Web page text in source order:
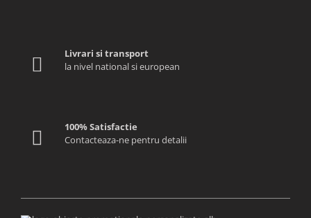
Livrari si transport
la nivel national si european
100% Satisfactie
Contacteaza-ne pentru detalii